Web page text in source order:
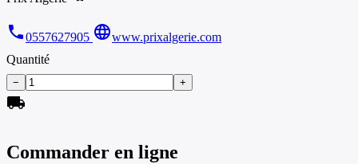
phone0557627905 languagewww.prixalgerie.com
Quantité
− +
local_shipping
Commander en ligne